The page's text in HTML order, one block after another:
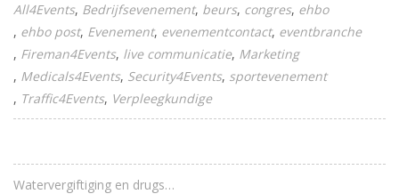
All4Events Bedrijfsevenement beurs congres ehbo
ehbo post Evenement evenementcontact eventbranche
Fireman4Events live communicatie Marketing
Medicals4Events Security4Events sportevenement
Traffic4Events Verpleegkundige
Watervergiftiging en drugs…